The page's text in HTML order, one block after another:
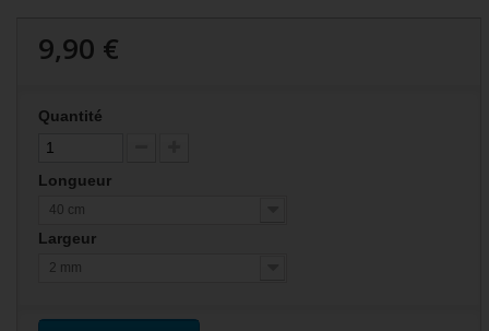
9,90 €
Quantité
Longueur
40 cm
Largeur
2 mm